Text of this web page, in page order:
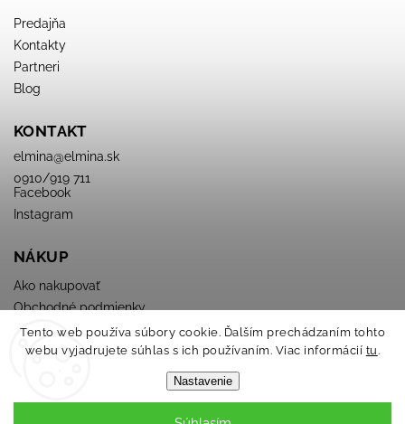
Tento web používa súbory cookie. Ďalším prechádzaním tohto
webu vyjadrujete súhlas s ich používaním. Viac informácií tu.
Nastavenie
Predajňa
Kontakty
Partneri
Blog
KONTAKT
elmina@elmina.sk
0910/919 711
Facebook
Instagram
NÁKUP
Ako nakupovať
Obchodné podmienky
Podmienky ochrany osobných údajov